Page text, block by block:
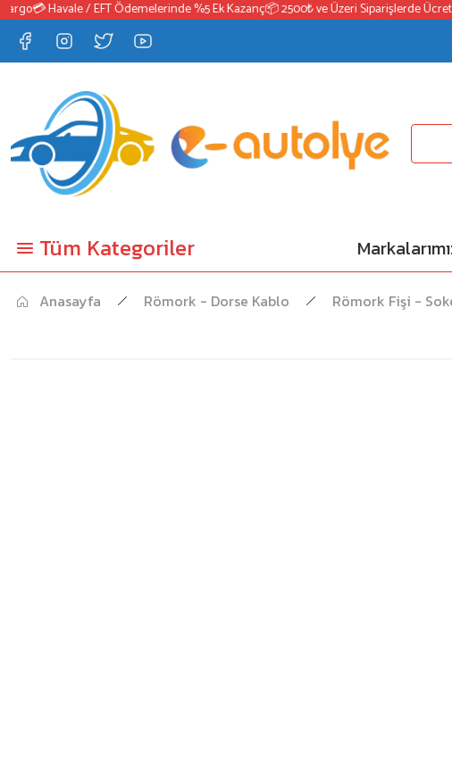
💳 Havale / EFT Ödemelerinde %5 Ek Kazanç📦 2500₺ ve Üzeri Siparişlerde
Tüm Kategoriler
Anasayfa Römork - Dorse Kablo Römork Fişi -